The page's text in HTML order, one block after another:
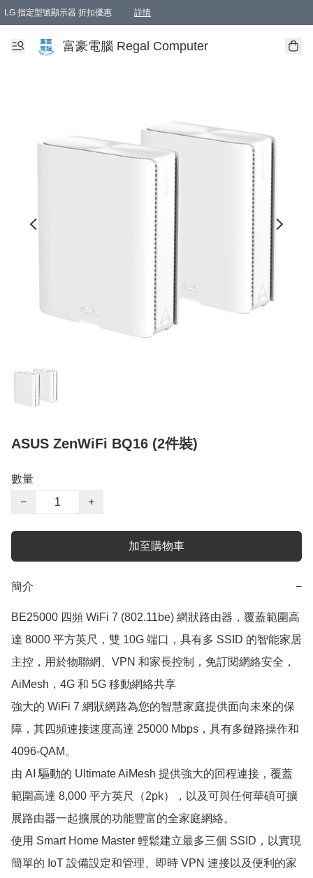
LG 指定型號顯示器 折扣優惠 詳情
富豪電腦 Regal Computer
ASUS ZenWiFi BQ16 (2件裝)
數量
−
+
加至購物車
簡介 −
BE25000 四頻 WiFi 7 (802.11be) 網狀路由器，覆蓋範圍高
達 8000 平方英尺，雙 10G 端口，具有多 SSID 的智能家居
主控，用於物聯網、VPN 和家長控制，免訂閱網絡安全，
AiMesh，4G 和 5G 移動網絡共享
強大的 WiFi 7 網狀網路為您的智慧家庭提供面向未來的保
障，其四頻連接速度高達 25000 Mbps，具有多鏈路操作和
4096-QAM。
由 AI 驅動的 Ultimate AiMesh 提供強大的回程連接，覆蓋
範圍高達 8,000 平方英尺（2pk），以及可與任何華碩可擴
展路由器一起擴展的功能豐富的全家庭網絡。
使用 Smart Home Master 輕鬆建立最多三個 SSID，以實現
簡單的 IoT 設備設定和管理、即時 VPN 連接以及便利的家